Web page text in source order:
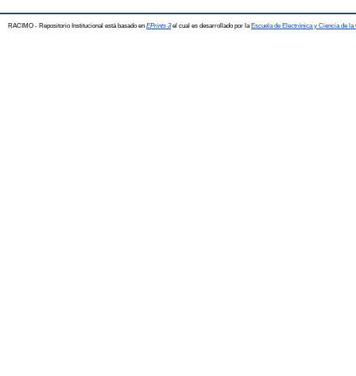
RACIMO - Repositorio Institucional está basado en EPrints 3el cual es desarrollado por la Escuela de Electrónica y Ciencia de la